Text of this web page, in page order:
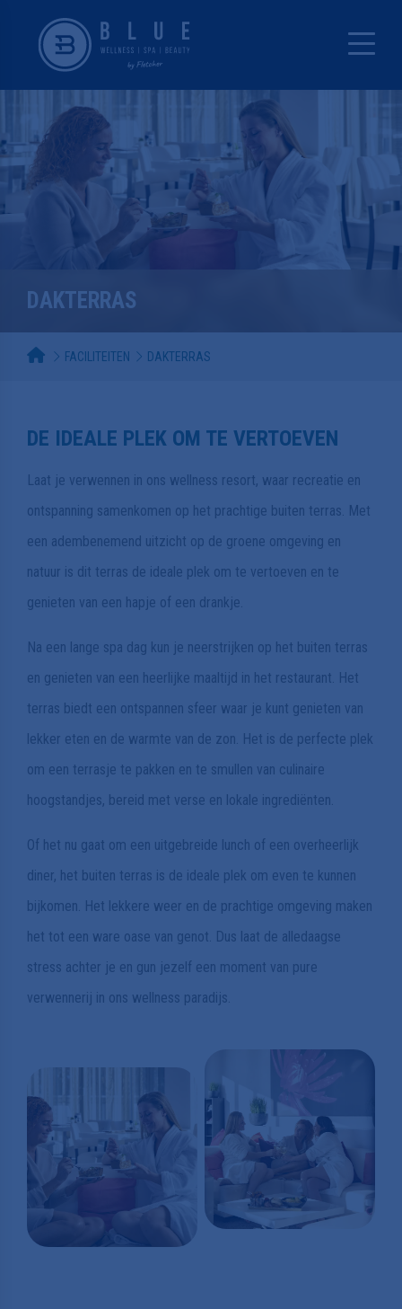
DAKTERRAS
FACILITEITEN DAKTERRAS
DE IDEALE PLEK OM TE VERTOEVEN
Laat je verwennen in ons wellness resort, waar recreatie en
ontspanning samenkomen op het prachtige buiten terras. Met
een adembenemend uitzicht op de groene omgeving en
natuur is dit terras de ideale plek om te vertoeven en te
genieten van een hapje of een drankje.
Na een lange spa dag kun je neerstrijken op het buiten terras
en genieten van een heerlijke maaltijd in het restaurant. Het
terras biedt een ontspannen sfeer waar je kunt genieten van
lekker eten en de warmte van de zon. Het is de perfecte plek
om een terrasje te pakken en te smullen van culinaire
hoogstandjes, bereid met verse en lokale ingrediënten.
Of het nu gaat om een uitgebreide lunch of een overheerlijk
diner, het buiten terras is de ideale plek om even te kunnen
bijkomen. Het lekkere weer en de prachtige omgeving maken
het tot een ware oase van genot. Dus laat de alledaagse
stress achter je en gun jezelf een moment van pure
verwennerij in ons wellness paradijs.